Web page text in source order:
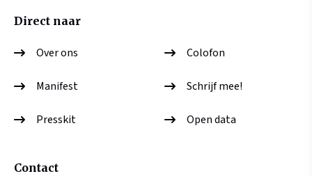
Direct naar
Over ons Colofon
Manifest Schrijf mee!
Presskit Open data
Contact